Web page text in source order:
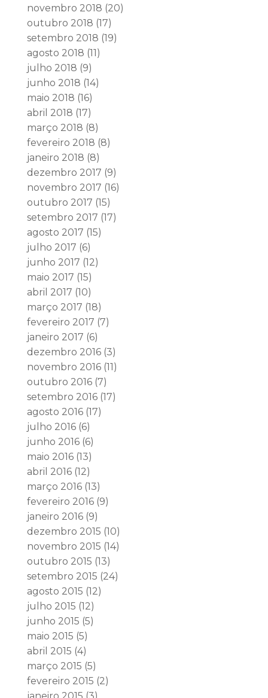
novembro 2018 (20)
outubro 2018 (17)
setembro 2018 (19)
agosto 2018 (11)
julho 2018 (9)
junho 2018 (14)
maio 2018 (16)
abril 2018 (17)
março 2018 (8)
fevereiro 2018 (8)
janeiro 2018 (8)
dezembro 2017 (9)
novembro 2017 (16)
outubro 2017 (15)
setembro 2017 (17)
agosto 2017 (15)
julho 2017 (6)
junho 2017 (12)
maio 2017 (15)
abril 2017 (10)
março 2017 (18)
fevereiro 2017 (7)
janeiro 2017 (6)
dezembro 2016(3)
novembro 2016(11)
outubro 2016(7)
setembro 2016(17)
agosto 2016(17)
julho 2016(6)
junho 2016(6)
maio 2016(13)
abril 2016(12)
março 2016(13)
fevereiro 2016(9)
janeiro 2016(9)
dezembro 2015 (10)
novembro 2015 (14)
outubro 2015 (13)
setembro 2015 (24)
agosto 2015 (12)
julho 2015 (12)
junho 2015 (5)
maio 2015 (5)
abril 2015 (4)
março 2015 (5)
fevereiro 2015 (2)